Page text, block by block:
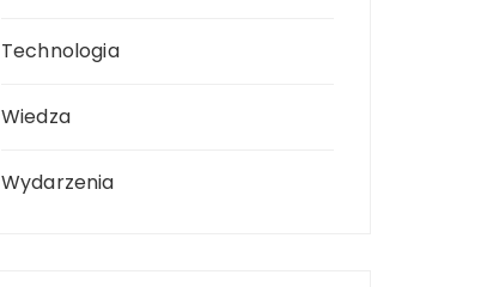
Technologia
Wiedza
Wydarzenia